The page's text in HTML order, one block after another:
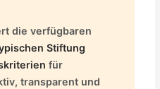
die verfügbaren
Stiftung
für
transparent und